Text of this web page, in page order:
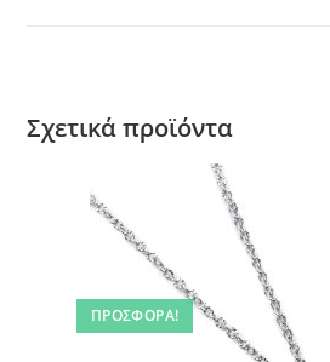
Σχετικά προϊόντα
ΠΡΟΣΦΟΡΆ!